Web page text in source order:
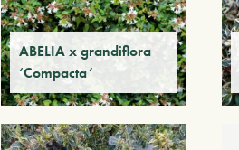
ABELIA x grandiflora
‘Compacta’